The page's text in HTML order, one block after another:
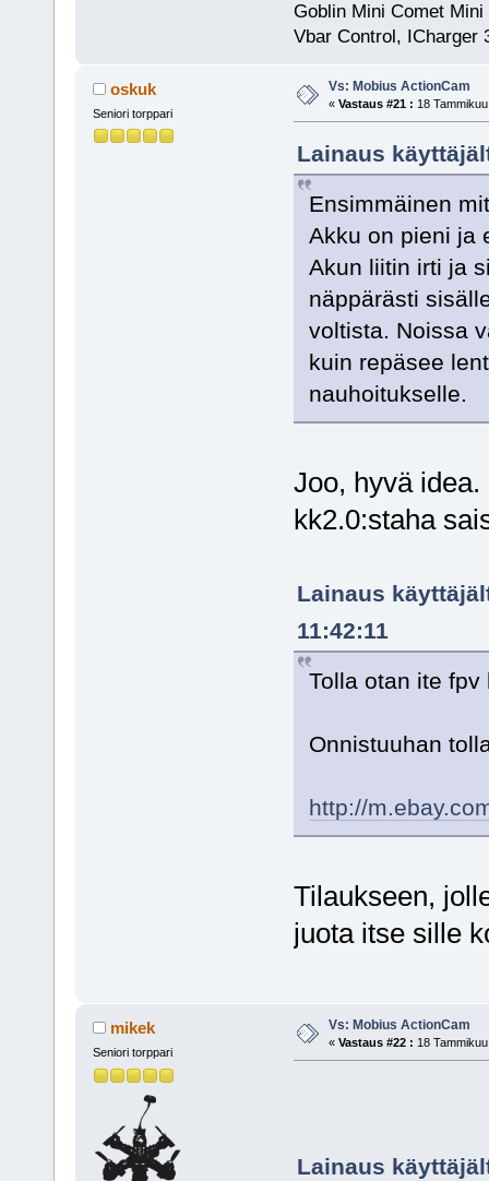
Goblin Mini Comet Mini
Vbar Control, ICharger
oskuk
Seniori torppari
Vs: Mobius ActionCam
« Vastaus #21 : 18
Lainaus
Ensimmäinen
Akku on pieni ja
Akun liitin irti ja
näppärästi
voltista. Noissa
kuin repäsee
nauhoitukselle.
Joo, hyvä
kk2.0:staha
Lainaus
11:42:11
Tolla otan ite
Onnistuuhan
http://
Tilaukseen,
juota itse sille
mikek
Seniori torppari
Vs: Mobius ActionCam
« Vastaus #22 : 18
Lainaus